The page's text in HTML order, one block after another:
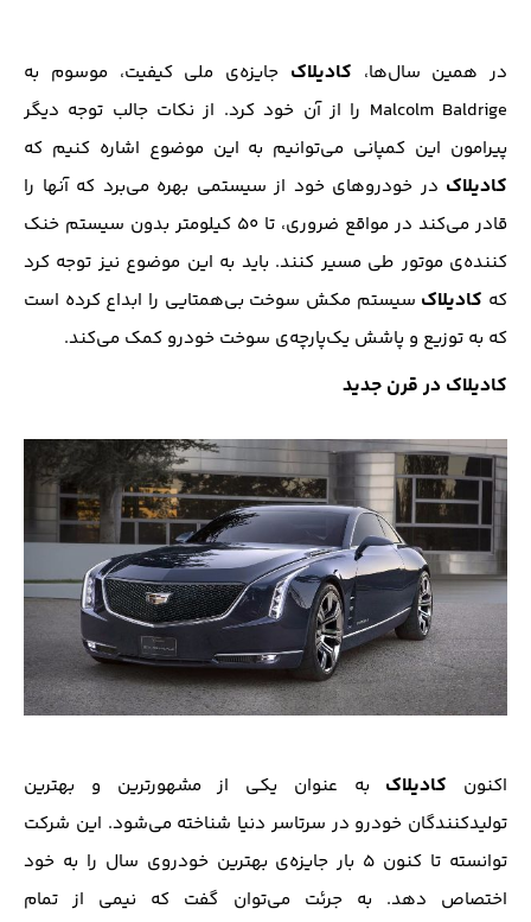
در همین سال‌ها، کادیلاک جایزه‌ی ملی کیفیت، موسوم به
Malcolm Baldrige را از آن خود کرد. از نکات جالب توجه دیگر
پیرامون این کمپانی می‌توانیم به این موضوع اشاره کنیم که
کادیلاک در خودروهای خود از سیستمی بهره می‌برد که آنها را
قادر می‌کند در مواقع ضروری، تا ۵۰ کیلومتر بدون سیستم خنک
کننده‌ی موتور طی مسیر کنند. باید به این موضوع نیز توجه کرد
که کادیلاک سیستم مکش سوخت بی‌همتایی را ابداع کرده است
که به توزیع و پاشش یک‌پارچه‌ی سوخت خودرو کمک می‌کند.
کادیلاک در قرن جدید
اکنون کادیلاک به عنوان یکی از مشهورترین و بهترین
تولیدکنندگان خودرو در سرتاسر دنیا شناخته می‌شود. این شرکت
توانسته تا کنون ۵ بار جایزه‌ی بهترین خودروی سال را به خود
اختصاص دهد. به جرئت می‌توان گفت که نیمی از تمام